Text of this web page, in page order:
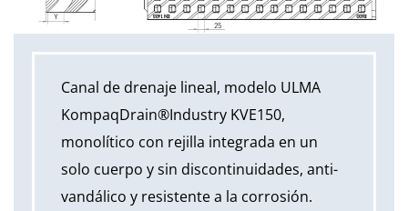
Canal de drenaje lineal, modelo ULMA
KompaqDrain®Industry KVE150,
monolítico con rejilla integrada en un
solo cuerpo y sin discontinuidades, anti-
vandálico y resistente a la corrosión.